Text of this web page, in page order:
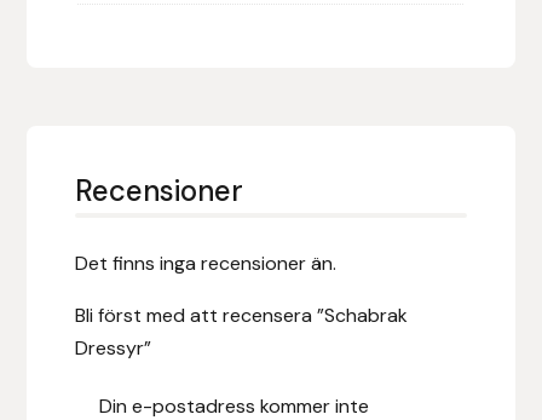
Recensioner
Det finns inga recensioner än.
Bli först med att recensera ”Schabrak
Dressyr”
Din e-postadress kommer inte
G Boots
Globus Sport